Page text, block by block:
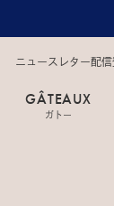
ニュースレター配
GÂTEAUX
ガトー